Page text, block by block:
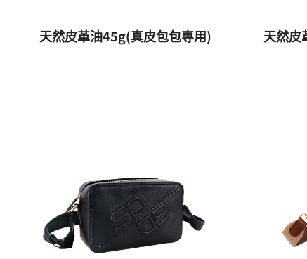
天然皮革油45g(真皮包包專用) 天然皮